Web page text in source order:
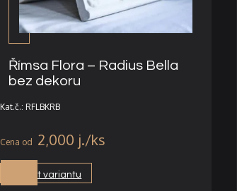
Římsa Flora – Radius Bella
bez dekoru
Kat.č.: RFLBKRB
2,000 j.
Vybrat variantu